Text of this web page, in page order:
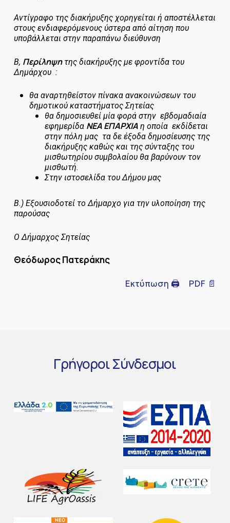
Αντίγραφο της διακήρυξης χορηγείται ή αποστέλλεται
στους ενδιαφερόμενους ύστερα από αίτηση που
υποβάλλεται στην παραπάνω διεύθυνση
Β, Περίληψητης διακήρυξης με φροντίδα του
Δημάρχου :
θα αναρτηθείστον πίνακα ανακοινώσεων του
δημοτικού καταστήματος Σητείας
θα δημοσιευθεί μία φορά στην εβδομαδιαία
εφημερίδα ΝΕΑ ΕΠΑΡΧΙΑη οποία εκδίδεται
στην πόλη μας τα δε έξοδα δημοσίευσης της
διακήρυξης καθώς και της σύνταξης του
μισθωτηρίου συμβολαίου θα βαρύνουν τον
μισθωτή.
Στην ιστοσελίδα του Δήμου μας
Β.) Εξουσιοδοτεί το Δήμαρχο για την υλοποίηση της
παρούσας
Ο Δήμαρχος Σητείας
Θεόδωρος Πατεράκης
Εκτύπωση 🖨 PDF 📄
ΓρήγοροιΣύνδεσμοι